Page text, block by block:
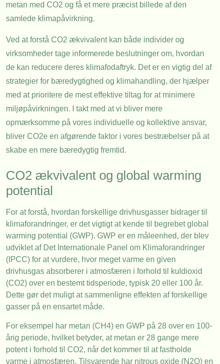
metan med CO2 og få et mere præcist billede af den
samlede klimapåvirkning.
Ved at forstå CO2 ækvivalent kan både individer og
virksomheder tage informerede beslutninger om, hvordan
de kan reducere deres klimafodaftryk. Det er en vigtig del af
strategier for bæredygtighed og klimahandling, der hjælper
med at prioritere de mest effektive tiltag for at minimere
miljøpåvirkningen. I takt med at vi bliver mere
opmærksomme på vores individuelle og kollektive ansvar,
bliver CO2e en afgørende faktor i vores bestræbelser på at
skabe en mere bæredygtig fremtid.
CO2 ækvivalent og global warming
potential
For at forstå, hvordan forskellige drivhusgasser bidrager til
klimaforandringer, er det vigtigt at kende til begrebet global
warming potential (GWP). GWP er en måleenhed, der blev
udviklet af Det Internationale Panel om Klimaforandringer
(IPCC) for at vurdere, hvor meget varme en given
drivhusgas absorberer i atmosfæren i forhold til kuldioxid
(CO2) over en bestemt tidsperiode, typisk 20 eller 100 år.
Dette gør det muligt at sammenligne effekten af forskellige
gasser på en ensartet måde.
For eksempel har metan (CH4) en GWP på 28 over en 100-
årig periode, hvilket betyder, at metan er 28 gange mere
potent i forhold til CO2, når det kommer til at fastholde
varme i atmosfæren. Tilsvarende har nitrous oxide (N2O) en